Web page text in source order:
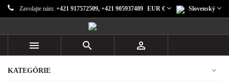
Zavolajte nám: +421 917572509, +421 905937489 Slovenský
EUR €
  
KATEGÓRIE